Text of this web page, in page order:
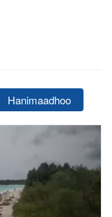
Hanimaadhoo